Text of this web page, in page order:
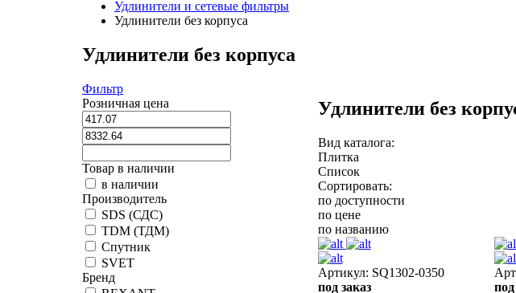
Удлинители и сетевые фильтры
Удлинители без корпуса
Удлинители без корпуса
Фильтр
Розничная цена
Товар в наличии
в наличии
Производитель
SDS (СДС)
TDM (ТДМ)
Спутник
SVET
Бренд
Удлинители без
Вид каталога:
Плитка
Список
Сортировать:
по доступности
по цене
по названию
Артикул: SQ1302-0350
под заказ
под